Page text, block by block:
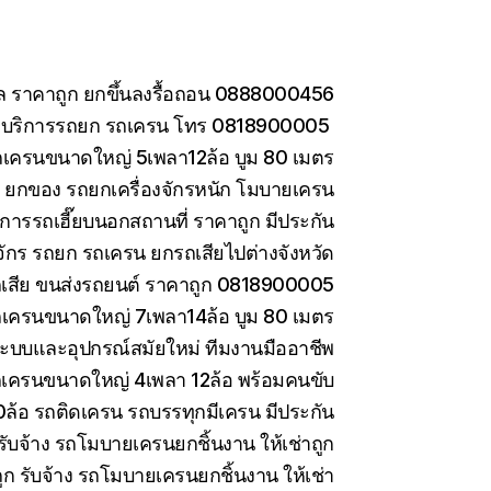
ราคาถูก ยกขึ้นลงรื้อถอน 0888000456
ริการรถยก รถเครน โทร 0818900005
ครนขนาดใหญ่ 5เพลา12ล้อ บูม 80 เมตร
กของ รถยกเครื่องจักรหนัก โมบายเครน
ารรถเฮี๊ยบนอกสถานที่ ราคาถูก มีประกัน
ร รถยก รถเครน ยกรถเสียไปต่างจังหวัด
สีย ขนส่งรถยนต์ ราคาถูก 0818900005
ครนขนาดใหญ่ 7เพลา14ล้อ บูม 80 เมตร
บบและอุปกรณ์สมัยใหม่ ทีมงานมืออาชีพ
ครนขนาดใหญ่ 4เพลา 12ล้อ พร้อมคนขับ
อ รถติดเครน รถบรรทุกมีเครน มีประกัน
จ้าง รถโมบายเครนยกชิ้นงาน ให้เช่าถูก
รับจ้าง รถโมบายเครนยกชิ้นงาน ให้เช่า